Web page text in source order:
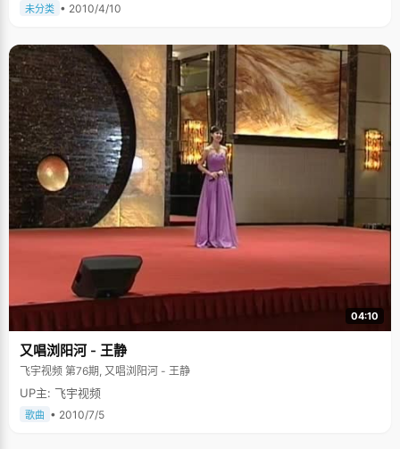
未分类 • 2010/4/10
04:10
又唱浏阳河 - 王静
飞宇视频 第76期, 又唱浏阳河 - 王静
UP主: 飞宇视频
歌曲 • 2010/7/5